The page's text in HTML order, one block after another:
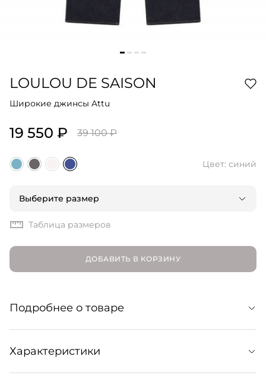
LOULOU DE SAISON
Широкие джинсы Attu
19 550 ₽ 39 100 ₽
Цвет: синий
Выберите размер
Таблица размеров
ДОБАВИТЬ В КОРЗИНУ
Подробнее о товаре
Широкие джинсы с защипами для стильных
расслабленных образов на каждый день. Сочетаются с
Характеристики